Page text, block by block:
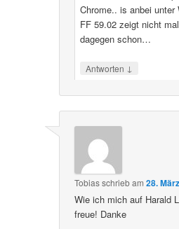
Chrome.. is anbei
FF 59.02 zeigt nicht
dagegen schon…
Antworten ↓
Tobiasschriebam28.
Wie ich mich auf Harald
freue! Danke